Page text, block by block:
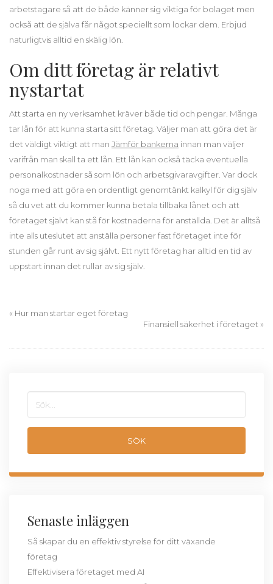
arbetstagare så att de både känner sig viktiga för bolaget men
också att de själva får något speciellt som lockar dem. Erbjud
naturligtvis alltid en skälig lön.
Om ditt företag är relativt
nystartat
Att starta en ny verksamhet kräver både tid och pengar. Många
tar lån för att kunna starta sitt företag. Väljer man att göra det är
det väldigt viktigt att man Jämför bankerna innan man väljer
varifrån man skall ta ett lån. Ett lån kan också täcka eventuella
personalkostnader så som lön och arbetsgivaravgifter. Var dock
noga med att göra en ordentligt genomtänkt kalkyl för dig själv
så du vet att du kommer kunna betala tillbaka lånet och att
företaget självt kan stå för kostnaderna för anställda. Det är alltså
inte alls uteslutet att anställa personer fast företaget inte för
stunden går runt av sig självt. Ett nytt företag har alltid en tid av
uppstart innan det rullar av sig själv.
« Hur man startar eget företag
Finansiell säkerhet i företaget »
Senaste inläggen
Så skapar du en effektiv styrelse för ditt växande
företag
Effektivisera företaget med AI